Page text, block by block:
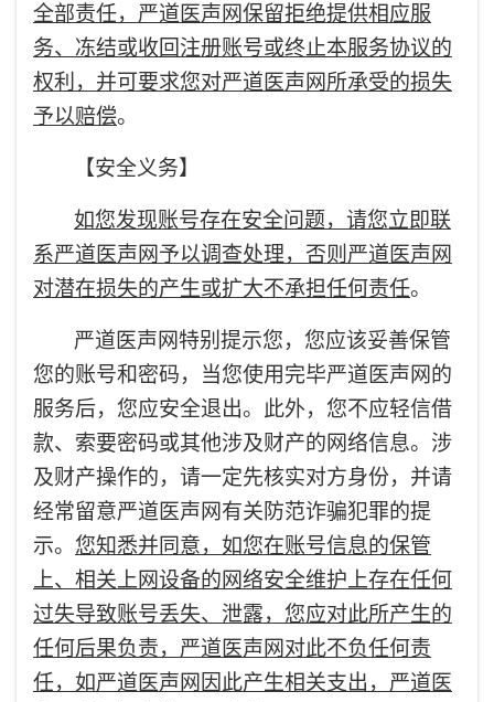
全部责任，严道医声网保留拒绝提供相应服
务、冻结或收回注册账号或终止本服务协议的
权利，并可要求您对严道医声网所承受的损失
予以赔偿。
【安全义务】
如您发现账号存在安全问题，请您立即联
系严道医声网予以调查处理，否则严道医声网
对潜在损失的产生或扩大不承担任何责任。
严道医声网特别提示您，您应该妥善保管
您的账号和密码，当您使用完毕严道医声网的
服务后，您应安全退出。此外，您不应轻信借
款、索要密码或其他涉及财产的网络信息。涉
及财产操作的，请一定先核实对方身份，并请
经常留意严道医声网有关防范诈骗犯罪的提
示。 您知悉并同意，如您在账号信息的保管
上、相关上网设备的网络安全维护上存在任何
过失导致账号丢失、泄露，您应对此所产生的
任何后果负责，严道医声网对此不负任何责
任，如严道医声网因此产生相关支出，严道医